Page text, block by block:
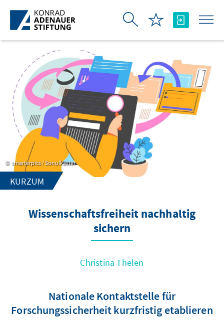
Skip to Main Content
smarterpics / Sonulkaster
KURZUM
Wissenschaftsfreiheit nachhaltig
sichern
Christina Thelen
Nationale Kontaktstelle für
Forschungssicherheit kurzfristig etablieren